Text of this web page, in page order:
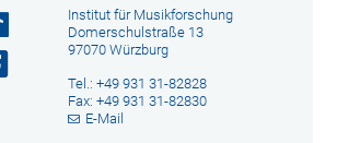
Institut für Musikforschung
Domerschulstraße 13
97070 Würzburg
Tel.: +49 931 31-82828
Fax: +49 931 31-82830
E-Mail